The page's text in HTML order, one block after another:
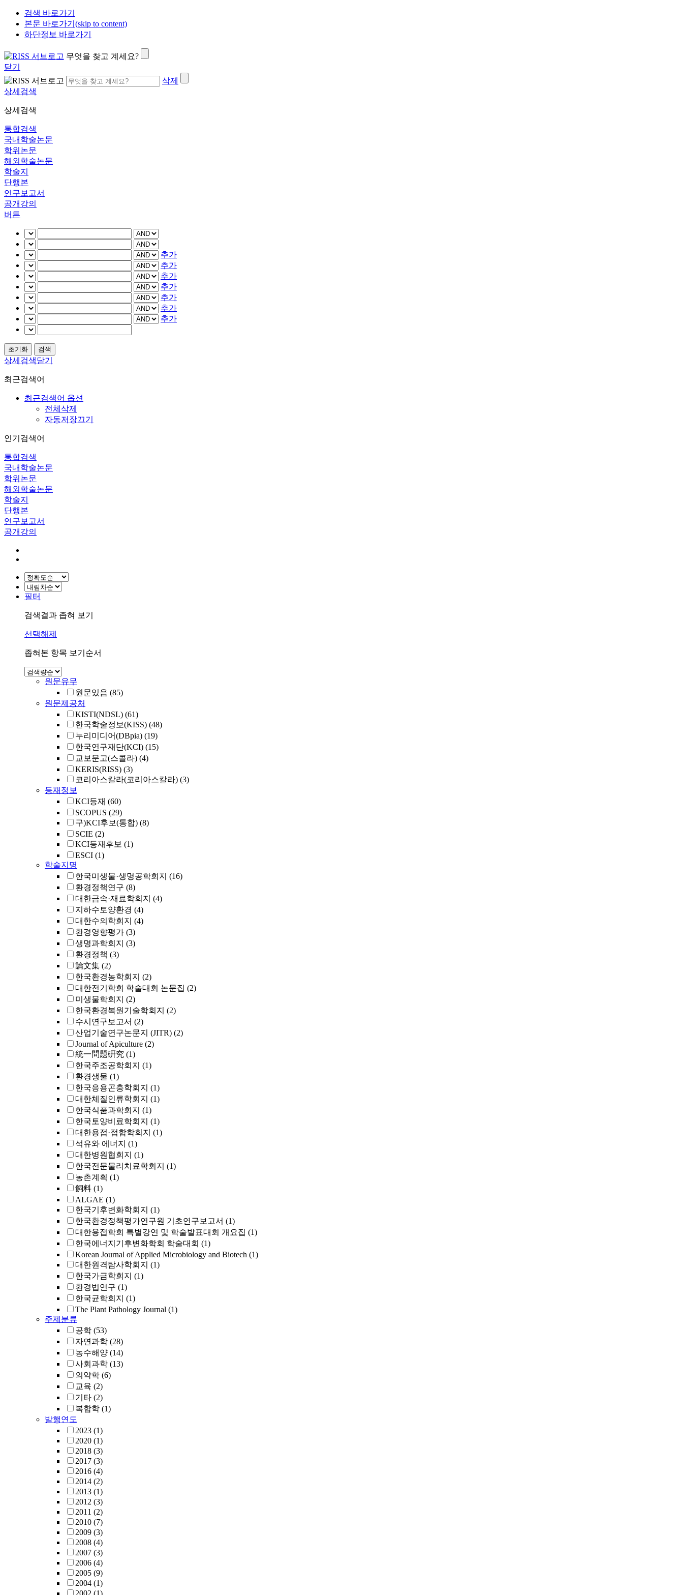
검색 바로가기
본문 바로가기(skip to content)
하단정보 바로가기
무엇을 찾고 계세요?
닫기
삭제
상세검색
상세검색
통합검색
국내학술논문
학위논문
해외학술논문
학술지
단행본
연구보고서
공개강의
버튼
추가
추가
추가
추가
추가
추가
추가
상세검색닫기
최근검색어
최근검색어 옵션
전체삭제
자동저장끄기
인기검색어
통합검색
국내학술논문
학위논문
해외학술논문
학술지
단행본
연구보고서
공개강의
필터
검색결과 좁혀 보기
선택해제
좁혀본 항목 보기순서
원문유무
원문있음 (85)
원문제공처
KISTI(NDSL) (61)
한국학술정보(KISS) (48)
누리미디어(DBpia) (19)
한국연구재단(KCI) (15)
교보문고(스콜라) (4)
KERIS(RISS) (3)
코리아스칼라(코리아스칼라) (3)
등재정보
KCI등재 (60)
SCOPUS (29)
구)KCI후보(통합) (8)
SCIE (2)
KCI등재후보 (1)
ESCI (1)
학술지명
한국미생물·생명공학회지 (16)
환경정책연구 (8)
대한금속·재료학회지 (4)
지하수토양환경 (4)
대한수의학회지 (4)
환경영향평가 (3)
생명과학회지 (3)
환경정책 (3)
論文集 (2)
한국환경농학회지 (2)
대한전기학회 학술대회 논문집 (2)
미생물학회지 (2)
한국환경복원기술학회지 (2)
수시연구보고서 (2)
산업기술연구논문지 (JITR) (2)
Journal of Apiculture (2)
統一問題硏究 (1)
한국주조공학회지 (1)
환경생물 (1)
한국응용곤충학회지 (1)
대한체질인류학회지 (1)
한국식품과학회지 (1)
한국토양비료학회지 (1)
대한용접·접합학회지 (1)
석유와 에너지 (1)
대한병원협회지 (1)
한국전문물리치료학회지 (1)
농촌계획 (1)
飼料 (1)
ALGAE (1)
한국기후변화학회지 (1)
한국환경정책평가연구원 기초연구보고서 (1)
대한용접학회 특별강연 및 학술발표대회 개요집 (1)
한국에너지기후변화학회 학술대회 (1)
Korean Journal of Applied Microbiology and Biotech (1)
대한원격탐사학회지 (1)
한국가금학회지 (1)
환경법연구 (1)
한국균학회지 (1)
The Plant Pathology Journal (1)
주제분류
공학 (53)
자연과학 (28)
농수해양 (14)
사회과학 (13)
의약학 (6)
교육 (2)
기타 (2)
복합학 (1)
발행연도
2023 (1)
2020 (1)
2018 (3)
2017 (3)
2016 (4)
2014 (2)
2013 (1)
2012 (3)
2011 (2)
2010 (7)
2009 (3)
2008 (4)
2007 (3)
2006 (4)
2005 (9)
2004 (1)
2002 (1)